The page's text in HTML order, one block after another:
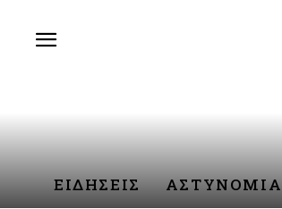
ΕΙΔΗΣΕΙΣ ΑΣΤΥΝΟΜΙΑ